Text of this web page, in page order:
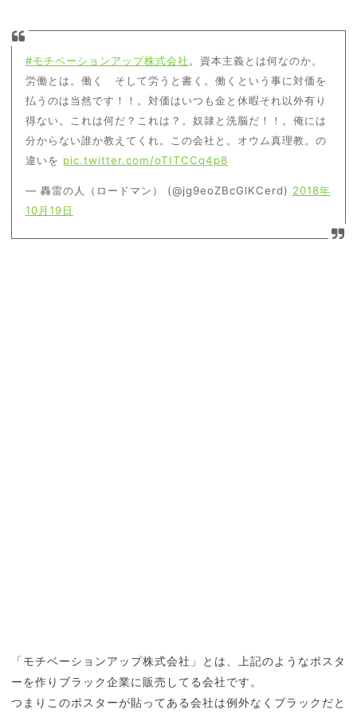
#モチベーションアップ株式会社 。資本主義とは何なのか。
労働とは。働く そして労うと書く。働くという事に対価を
払うのは当然です！！。対価はいつも金と休暇それ以外有り
得ない。これは何だ？これは？。奴隷と洗脳だ！！。俺には
分からない誰か教えてくれ。この会社と。オウム真理教。の
違いを pic.twitter.com/oTITCCq4p8
— 轟雷の人（ロードマン） (@jg9eoZBcGlKCerd) 2018年
10月19日
「モチベーションアップ株式会社」とは、上記のようなポスタ
ーを作りブラック企業に販売してる会社です。
つまりこのポスターが貼ってある会社は例外なくブラックだと